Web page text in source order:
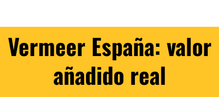
Vermeer España: valor
añadido real